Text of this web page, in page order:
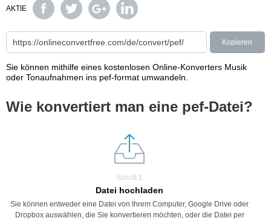
AKTIE
Kopieren
Sie können mithilfe eines kostenlosen Online-Konverters Musik
oder Tonaufnahmen ins pef-format umwandeln.
Wie konvertiert man eine pef-Datei?
Schritt 1
Datei hochladen
Sie können entweder eine Datei von Ihrem Computer, Google Drive oder
Dropbox auswählen, die Sie konvertieren möchten, oder die Datei per